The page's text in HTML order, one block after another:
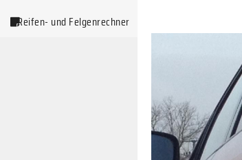
Reifen- und Felgenrechner